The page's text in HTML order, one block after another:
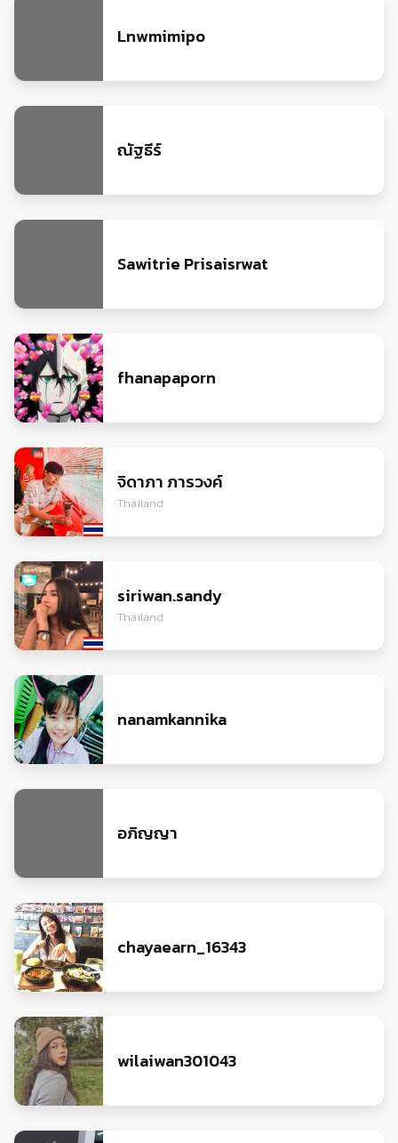
Lnwmimipo
ณัฐธีร์
Sawitrie Prisaisrwat
fhanapaporn
จิดาภา​ ภารวงค์
Thailand
siriwan.sandy
Thailand
nanamkannika
อภิญญา
chayaearn_16343
wilaiwan301043